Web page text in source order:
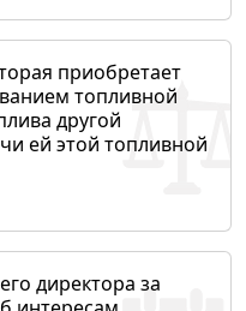
приобретает
топливной
другой
ей этой топливной
директора за